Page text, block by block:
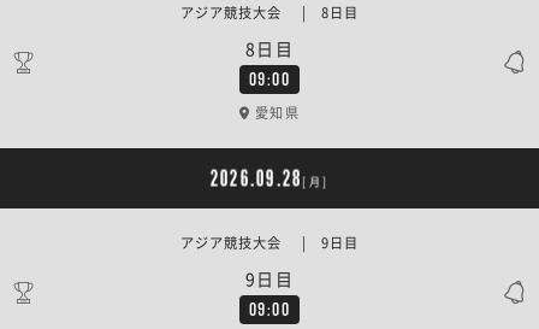
09:00
8日目
アジア競技大会 | 8日目
愛知県
2026.09.28 [月]
09:00
9日目
アジア競技大会 | 9日目